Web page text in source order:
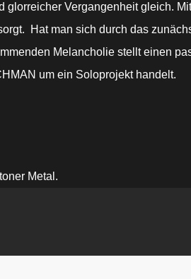
Vergangenheit gleich.
Hat man sich durch das
Melancholie stellt einen
um ein Soloprojekt handelt.
Metal.